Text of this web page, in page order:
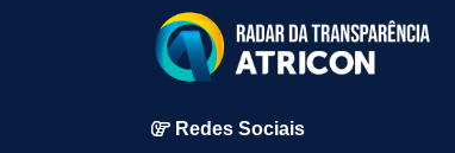
Redes Sociais